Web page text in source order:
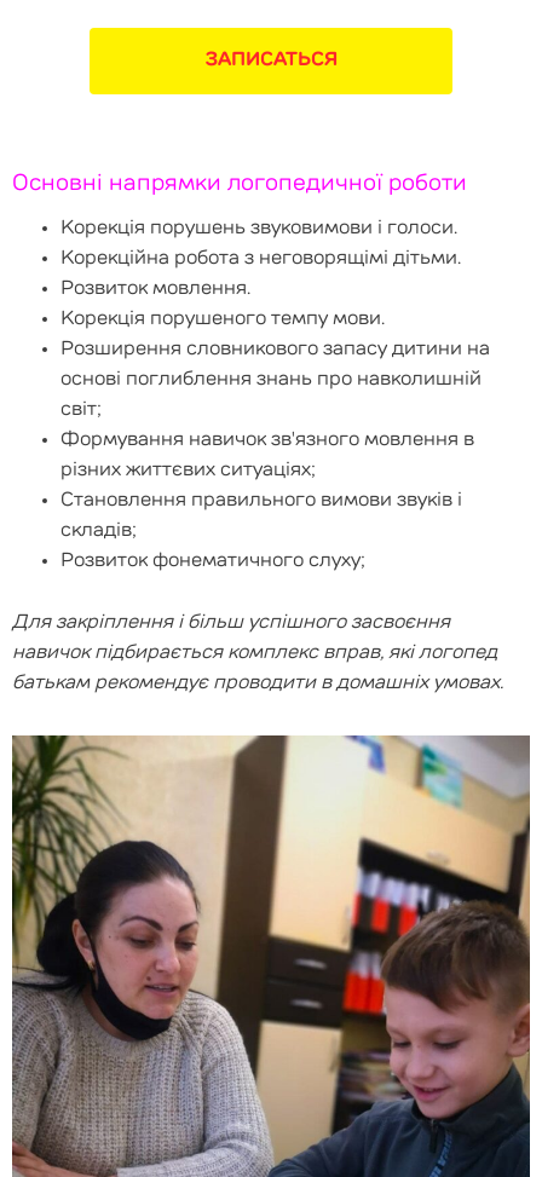
ЗАПИСАТЬСЯ
Основні напрямки логопедичної роботи
Корекція порушень звуковимови і голоси.
Корекційна робота з неговорящімі дітьми.
Розвиток мовлення.
Корекція порушеного темпу мови.
Розширення словникового запасу дитини на
основі поглиблення знань про навколишній
світ;
Формування навичок зв'язного мовлення в
різних життєвих ситуаціях;
Становлення правильного вимови звуків і
складів;
Розвиток фонематичного слуху;
Для закріплення і більш успішного засвоєння
навичок підбирається комплекс вправ, які логопед
батькам рекомендує проводити в домашніх умовах.